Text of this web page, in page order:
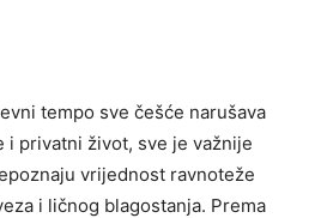
tempo sve češće narušava
i privatni život, sve je važnije
vrijednost ravnoteže
i ličnog blagostanja. Prema